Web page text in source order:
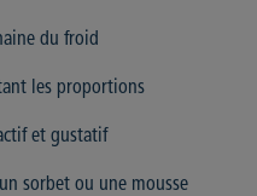
du froid
les proportions
et gustatif
sorbet ou une mousse